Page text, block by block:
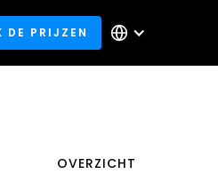
DE PRIJZEN
OVERZICHT